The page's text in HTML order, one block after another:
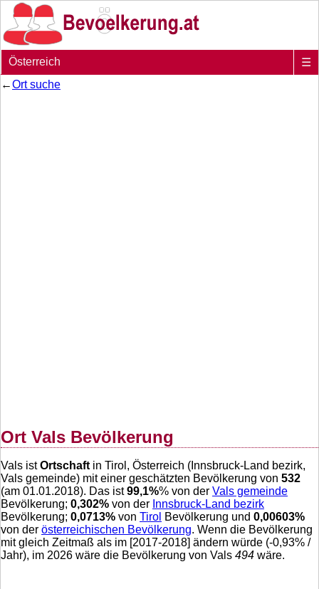
Österreich
☰
←Ort suche
Ort Vals Bevölkerung
Vals istOrtschaft in Tirol, Österreich (Innsbruck-Land bezirk,
Vals gemeinde) mit einer geschätzten Bevölkerung von 532
(am 01.01.2018). Das ist99,1%% von der Vals gemeinde
Bevölkerung; 0,302% von der Innsbruck-Land bezirk
Bevölkerung; 0,0713% von Tirol Bevölkerung und 0,00603%
von der österreichischen Bevölkerung. Wenn die Bevölkerung
mit gleich Zeitmaß als im [2017-2018] ändern würde (-0,93% /
Jahr), im 2026 wäre die Bevölkerung von Vals 494 wäre.